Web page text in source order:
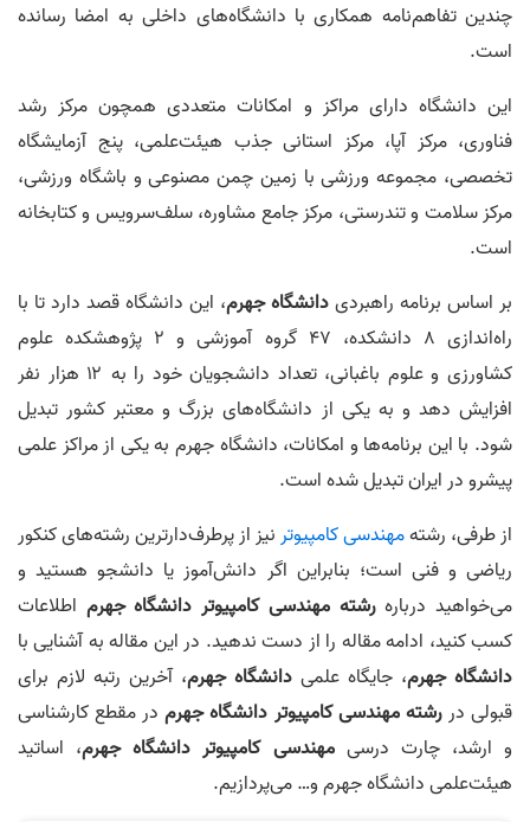
چندین تفاهم‌نامه همکاری با دانشگاه‌های داخلی به امضا رسانده
است.
این دانشگاه دارای مراکز و امکانات متعددی همچون مرکز رشد
فناوری، مرکز آپا، مرکز استانی جذب هیئت‌علمی، پنج آزمایشگاه
تخصصی، مجموعه ورزشی با زمین چمن مصنوعی و باشگاه ورزشی،
مرکز سلامت و تندرستی، مرکز جامع مشاوره، سلف‌سرویس و کتابخانه
است.
بر اساس برنامه راهبردیدانشگاه جهرم، این دانشگاه قصد دارد تا با
راه‌اندازی ۸ دانشکده، ۴۷ گروه آموزشی و ۲ پژوهشکده علوم
کشاورزی و علوم باغبانی، تعداد دانشجویان خود را به ۱۲ هزار نفر
افزایش دهد و به یکی از دانشگاه‌های بزرگ و معتبر کشور تبدیل
شود. با این برنامه‌ها و امکانات، دانشگاه جهرم به یکی از مراکز علمی
پیشرو در ایران تبدیل شده است.
از طرفی، رشتهمهندسی کامپیوترنیز از پرطرف‌دارترین رشته‌های کنکور
ریاضی و فنی است؛ بنابراین اگر دانش‌آموز یا دانشجو هستید و
می‌خواهید دربارهرشته مهندسی کامپیوتر دانشگاه جهرم اطلاعات
کسب کنید، ادامه مقاله را از دست ندهید. در این مقاله به آشنایی با
دانشگاه جهرم، جایگاه علمی دانشگاه جهرم، آخرین رتبه لازم برای
قبولی دررشته مهندسی کامپیوتر دانشگاه جهرمدر مقطع کارشناسی
و ارشد، چارت درسیمهندسی کامپیوتر دانشگاه جهرم، اساتید
هیئت‌علمی دانشگاه جهرم و… می‌پردازیم.